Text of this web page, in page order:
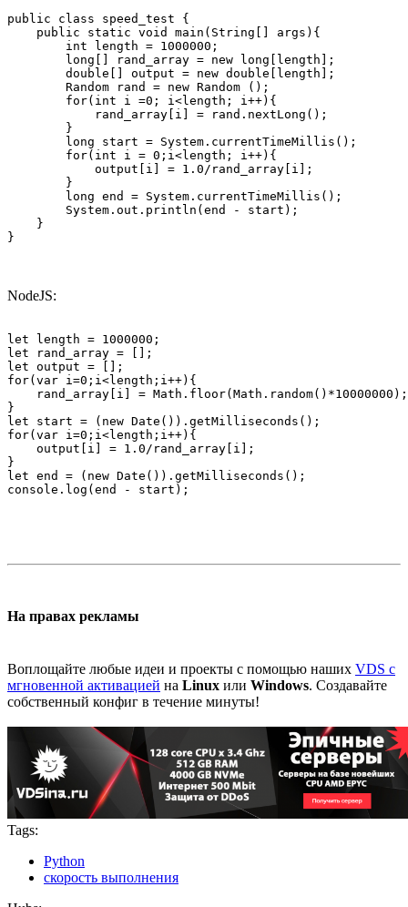
public class speed_test {
    public static void main(String[] args){
        int length = 1000000;
        long[] rand_array = new long[length];
        double[] output = new double[length];
        Random rand = new Random ();
        for(int i =0; i<length; i++){
            rand_array[i] = rand.nextLong();
        }
        long start = System.currentTimeMillis();
        for(int i = 0;i<length; i++){
            output[i] = 1.0/rand_array[i];
        }
        long end = System.currentTimeMillis();
        System.out.println(end - start);
    }
}
NodeJS:
let length = 1000000;
let rand_array = [];
let output = [];
for(var i=0;i<length;i++){
    rand_array[i] = Math.floor(Math.random()*10000000);
}
let start = (new Date()).getMilliseconds();
for(var i=0;i<length;i++){
    output[i] = 1.0/rand_array[i];
}
let end = (new Date()).getMilliseconds();
console.log(end - start);
На правах рекламы
Воплощайте любые идеи и проекты с помощью наших VDS с
мгновенной активацией на Linux или Windows. Создавайте
собственный конфиг в течение минуты!
Tags:
Python
скорость выполнения